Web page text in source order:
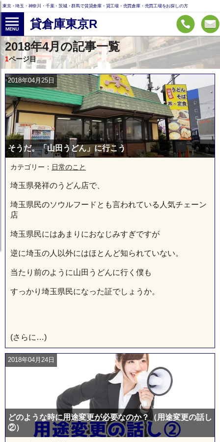
東京・埼玉・神奈川・千葉・茨城・群馬で賃貸倉庫・貸工場・売買倉庫・売買工場をお探しの方
貸倉庫東京R
2018年4月の記事一覧
1ページ目
2018年04月25日
そうだ。「山田うどん」に行こう
カテゴリー： 日常のこと
埼玉県発祥のうどん店で、
埼玉県民のソウルフードとも言われている人気チェーン
店
埼玉県民にはあまりにおなじみすぎですが
逆に埼玉の人以外にはほとんど知られていない。
当たり前のように山田うどんに行く僕も
すっかり埼玉県民になった証でしょうか。
(さらに…)
2018年04月24日
どのような時に用途変更が必要なのか？（用途変更の話し
②）